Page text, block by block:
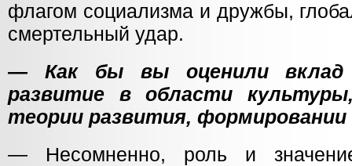
флагом социализма и дружбы,
смертельный удар.
— Как бы вы оценили вклад
развитие в области
теории развития,
— Несомненно, роль и